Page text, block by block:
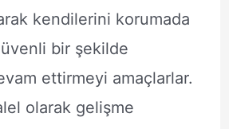
kendilerini korumada
bir şekilde
ettirmeyi amaçlarlar.
olarak gelişme